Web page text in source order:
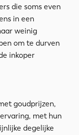
die soms even
in een
weinig
om te durven
inkoper
goudprijzen,
met hun
degelijke